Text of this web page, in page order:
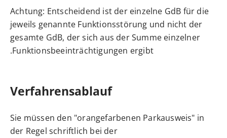
Achtung: Entscheidend ist der einzelne GdB für die
jeweils genannte Funktionsstörung und nicht der
gesamte GdB, der sich aus der Summe einzelner
Funktionsbeeinträchtigungen ergibt.
Verfahrensablauf
Sie müssen den "orangefarbenen Parkausweis" in
der Regel schriftlich bei der